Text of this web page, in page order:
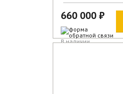
660 000 ₽
В наличии